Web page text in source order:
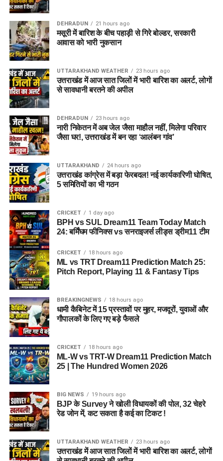
DEHRADUN 21 hours ago
मसूरी में बारिश के बीच पहाड़ी से गिरे बोल्डर, सरकारी
आवास को भारी नुकसान
UTTARAKHAND WEATHER 23 hours ago
उत्तराखंड में आज सात जिलों में भारी बारिश का अलर्ट, लोगों
से सावधानी बरतने की अपील
DEHRADUN 23 hours ago
नारी निकेतन में अब जेल जैसा माहौल नहीं, मिलेगा परिवार
जैसा घर!, उत्तराखंड में बन रहा ‘आलंबन गांव’
UTTARAKHAND 24 hours ago
उत्तराखंड कांग्रेस में बड़ा फेरबदल! नई कार्यकारिणी घोषित,
5 समितियों का भी गठन
CRICKET 1 day ago
BPH vs SUL Dream11 Team Today Match
24: बर्मिंघम फीनिक्स vs सनराइजर्स लीड्स ड्रीम11 टीम
CRICKET 18 hours ago
ML vs TRT Dream11 Prediction Match 25:
Pitch Report, Playing 11 & Fantasy Tips
BREAKINGNEWS 18 hours ago
धामी कैबिनेट में 15 प्रस्तावों पर मुहर, मजदूरों, युवाओं और
गौपालकों के लिए गए बड़े फैसले
CRICKET 18 hours ago
ML-W vs TRT-W Dream11 Prediction Match
25 | The Hundred Women 2026
BIG NEWS 19 hours ago
BJP के Survey ने खोली विधायकों की पोल, 32 चेहरे
रेड जोन में, कट सकता है कई का टिकट !
UTTARAKHAND WEATHER 23 hours ago
उत्तराखंड में आज सात जिलों में भारी बारिश का अलर्ट, लोगों